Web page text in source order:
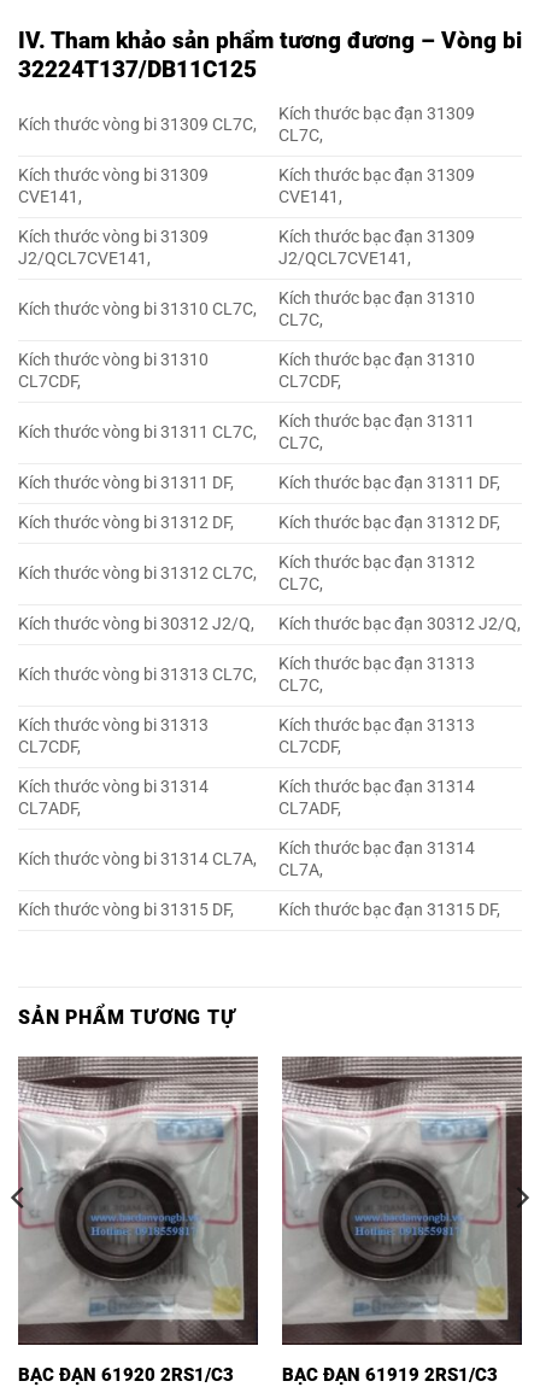
IV. Tham khảo sản phẩm tương đương – Vòng bi
32224T137/DB11C125
Kích thước vòng bi 31309 CL7C,
Kích thước bạc đạn 31309
CL7C,
Kích thước vòng bi 31309
CVE141,
Kích thước bạc đạn 31309
CVE141,
Kích thước vòng bi 31309
J2/QCL7CVE141,
Kích thước bạc đạn 31309
J2/QCL7CVE141,
Kích thước vòng bi 31310 CL7C,
Kích thước bạc đạn 31310
CL7C,
Kích thước vòng bi 31310
CL7CDF,
Kích thước bạc đạn 31310
CL7CDF,
Kích thước vòng bi 31311 CL7C,
Kích thước bạc đạn 31311
CL7C,
Kích thước vòng bi 31311 DF,
Kích thước bạc đạn 31311 DF,
Kích thước vòng bi 31312 DF,
Kích thước bạc đạn 31312 DF,
Kích thước vòng bi 31312 CL7C,
Kích thước bạc đạn 31312
CL7C,
Kích thước vòng bi 30312 J2/Q,
Kích thước bạc đạn 30312 J2/Q,
Kích thước vòng bi 31313 CL7C,
Kích thước bạc đạn 31313
CL7C,
Kích thước vòng bi 31313
CL7CDF,
Kích thước bạc đạn 31313
CL7CDF,
Kích thước vòng bi 31314
CL7ADF,
Kích thước bạc đạn 31314
CL7ADF,
Kích thước vòng bi 31314 CL7A,
Kích thước bạc đạn 31314
CL7A,
Kích thước vòng bi 31315 DF,
Kích thước bạc đạn 31315 DF,
SẢN PHẨM TƯƠNG TỰ
BẠC ĐẠN 61920 2RS1/C3 BẠC ĐẠN 61919 2RS1/C3